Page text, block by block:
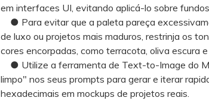
em interfaces UI, evitando aplicá-lo sobre
● Para evitar que a paleta pareça
de luxo ou projetos mais maduros, restrinja os
cores encorpadas, como terracota, oliva escura
● Utilize a ferramenta de Text-to-Image do
limpo" nos seus prompts para gerar e iterar
hexadecimais em mockups de projetos reais.